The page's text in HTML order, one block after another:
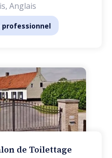
Anglais
professionnel
de Toilettage